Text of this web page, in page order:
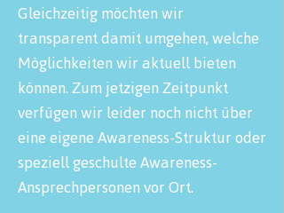
Gleichzeitig möchten wir
transparent damit umgehen, welche
Möglichkeiten wir aktuell bieten
können. Zum jetzigen Zeitpunkt
verfügen wir leider noch nicht über
eine eigene Awareness-Struktur oder
speziell geschulte Awareness-
Ansprechpersonen vor Ort.